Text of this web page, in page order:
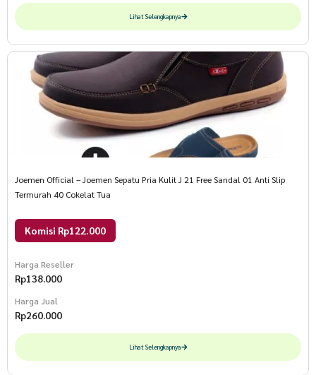
Lihat Selengkapnya
Joemen Official – Joemen Sepatu Pria Kulit J 21 Free Sandal 01 Anti Slip
Termurah 40 Cokelat Tua
Komisi Rp122.000
Harga Reseller
Rp138.000
Harga Jual
Rp260.000
Lihat Selengkapnya